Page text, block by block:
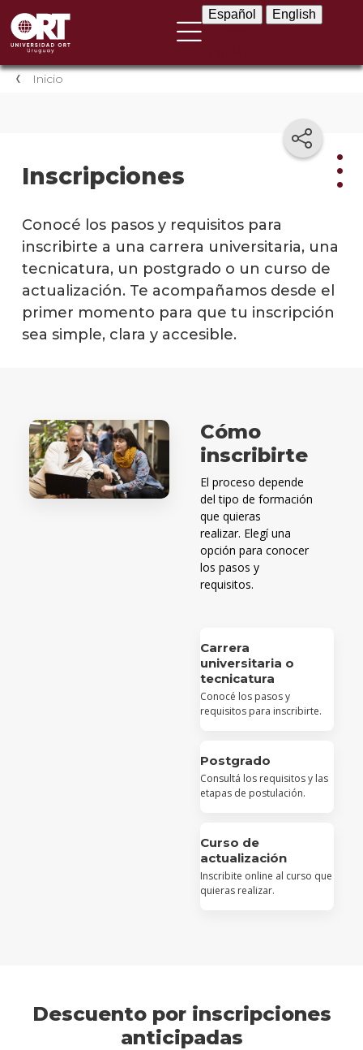
Español English
Inicio
Inscripciones
Cómo
Conocé los pasos y requisitos para
inscribirte a una carrera universitaria, una
tecnicatura, un postgrado o un curso de
actualización. Te acompañamos desde el
primer momento para que tu inscripción
sea simple, clara y accesible.
Cómo
inscribirte
El proceso depende
del tipo de formación
que quieras
realizar. Elegí una
opción para conocer
los pasos y
requisitos.
Carrera
universitaria o
tecnicatura
Conocé los pasos y
requisitos para inscribirte.
Postgrado
Consultá los requisitos y las
etapas de postulación.
Curso de
actualización
Inscribite online al curso que
quieras realizar.
Descuento por inscripciones
anticipadas